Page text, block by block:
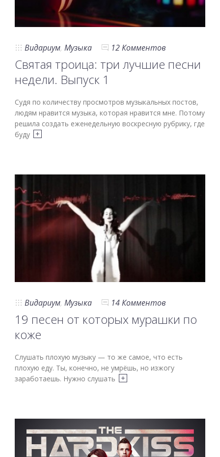
Видариум, Музыка 12 Комментов
Святая троица: три лучшие песни
недели. Выпуск 1
Судя по количеству просмотров музыкальных постов,
людям нравится музыка, которая нравится мне. Потому
решила создать еженедельную воскресную рубрику, где
буду
Видариум, Музыка 14 Комментов
19 песен от которых мурашки по
коже
Слушать плохую музыку — то же самое, что есть
плохую еду. Ты, конечно, не умрёшь, но изжогу
заработаешь. Нужно слушать